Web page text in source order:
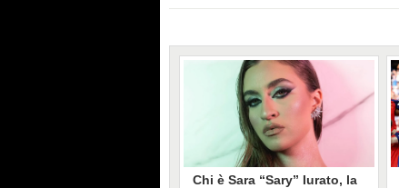
Chi è Sara “Sary” Iurato, la